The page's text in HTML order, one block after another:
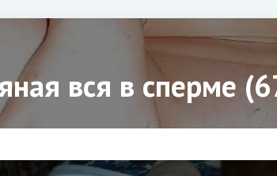
вся в сперме